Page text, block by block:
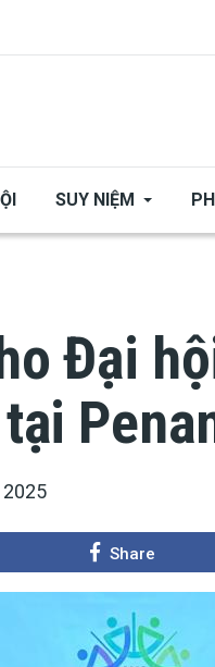
SUY NIỆM
Đại
2025
Share